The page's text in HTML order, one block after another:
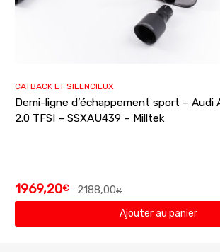
CATBACK ET SILENCIEUX
Demi-ligne d’échappement sport – Audi
2.0 TFSI – SSXAU439 – Milltek
2188,00€
1969,20€
Ajouter au panier